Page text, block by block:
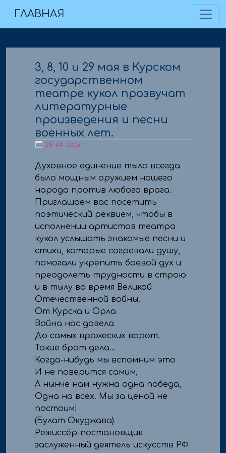
ГЛАВНАЯ
3, 8, 10 и 29 мая в Курском
государственном
театре кукол прозвучат
литературные
произведения и песни
военных лет.
28-04-2025
Духовное единение тыла всегда
было мощным оружием нашего
народа против любого врага.
Приглашаем вас посетить
поэтический реквием, чтобы в
исполнении артистов театра
кукол услышать знакомые песни и
стихи, которые согревали душу,
помогали укрепить боевой дух и
преодолеть трудности в строю
и в тылу во время Великой
Отечественной войны.
От Курска и Орла
Война нас довела
До самых вражеских ворот.
Такие брат дела...
Когда-нибудь мы вспомним это
И не поверится самим,
А нынче нам нужна одна победа,
Одна на всех. Мы за ценой не
постоим!
(Булат Окуджава)
Режиссёр-постановщик
заслуженный деятель искусств РФ